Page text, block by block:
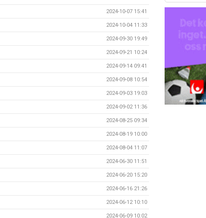
2024-10-07 15:41
2024-10-04 11:33
2024-09-30 19:49
2024-09-21 10:24
2024-09-14 09:41
2024-09-08 10:54
2024-09-03 19:03
2024-09-02 11:36
2024-08-25 09:34
2024-08-19 10:00
2024-08-04 11:07
2024-06-30 11:51
2024-06-20 15:20
2024-06-16 21:26
2024-06-12 10:10
2024-06-09 10:02